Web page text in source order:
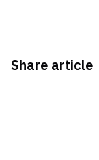
Share article